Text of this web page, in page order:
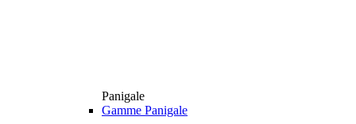
Panigale
Gamme Panigale